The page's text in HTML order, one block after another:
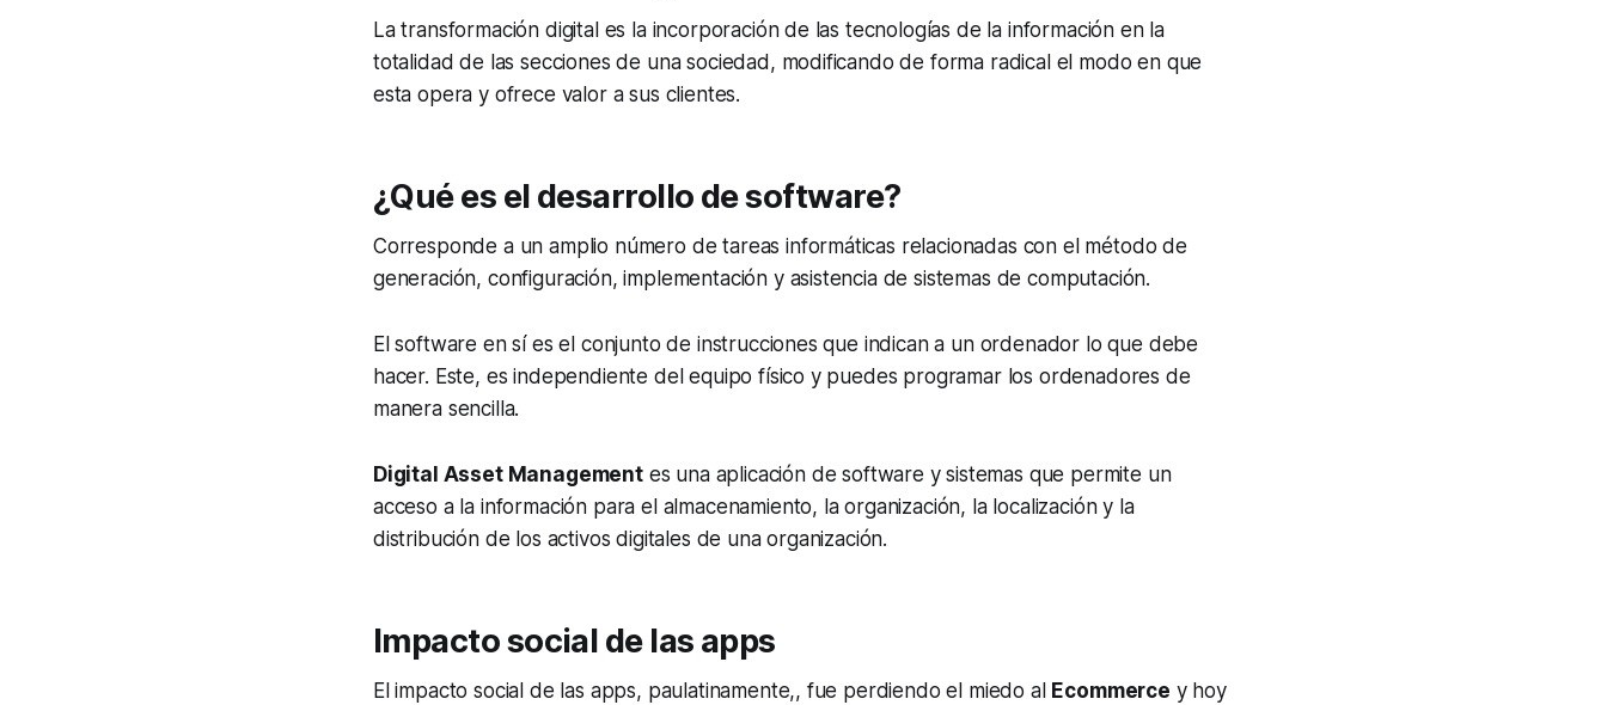
La transformación digital es la incorporación de las tecnologías de la información en la
totalidad de las secciones de una sociedad, modificando de forma radical el modo en que
esta opera y ofrece valor a sus clientes.
¿Qué es el desarrollo de software?
Corresponde a un amplio número de tareas informáticas relacionadas con el método de
generación, configuración, implementación y asistencia de sistemas de computación.
El software en sí es el conjunto de instrucciones que indican a un ordenador lo que debe
hacer. Este, es independiente del equipo físico y puedes programar los ordenadores de
manera sencilla.
Digital Asset Managementes una aplicación de software y sistemas que permite un
acceso a la información para el almacenamiento, la organización, la localización y la
distribución de los activos digitales de una organización.
Impacto social de las apps
El impacto social de las apps, paulatinamente,, fue perdiendo el miedo al Ecommerce y hoy